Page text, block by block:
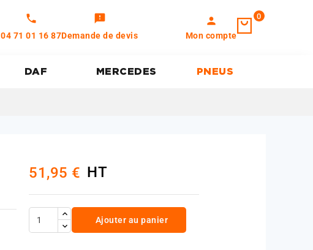
call
04 71 01 16 87
feedback
Demande de devis
person
Mon compte
0
DAF MERCEDES PNEUS
51,95 € HT
Ajouter au panier